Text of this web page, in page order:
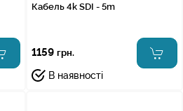
Кабель 4k SDI - 5m
1159 грн.
В наявності